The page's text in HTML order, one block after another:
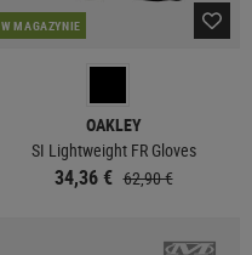
W MAGAZYNIE
OAKLEY
SI Lightweight FR Gloves
34,36 € 62,90 €